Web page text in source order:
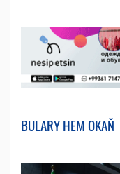
BULARY HEM OKAŇ